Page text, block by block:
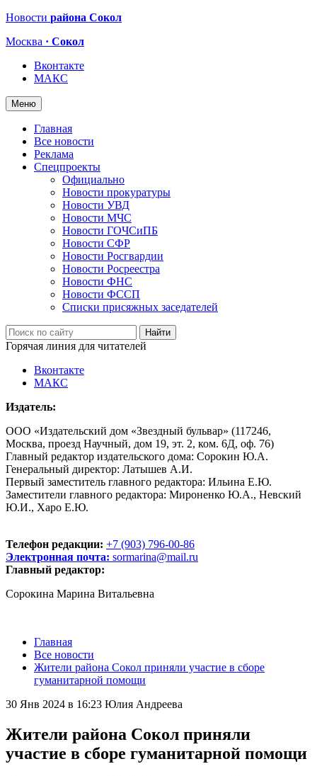
Новости района Сокол
Москва · Сокол
Вконтакте
МАКС
Меню
Главная
Все новости
Реклама
Спецпроекты
Официально
Новости прокуратуры
Новости УВД
Новости МЧС
Новости ГОЧСиПБ
Новости СФР
Новости Росгвардии
Новости Росреестра
Новости ФНС
Новости ФССП
Списки присяжных заседателей
Горячая линия для читателей
Вконтакте
МАКС
Издатель:
ООО «Издательский дом «Звездный бульвар» (117246,
Москва, проезд Научный, дом 19, эт. 2, ком. 6Д, оф. 76)
Главный редактор издательского дома: Сорокин Ю.А.
Генеральный директор: Латышев А.И.
Первый заместитель главного редактора: Ильина Е.Ю.
Заместители главного редактора: Мироненко Ю.А., Невский
Ю.И., Харо Е.Ю.
Телефон редакции: +7 (903) 796-00-86
Электронная почта: sormarina@mail.ru
Главный редактор:
Сорокина Марина Витальевна
Главная
Все новости
Жители района Сокол приняли участие в сборе
гуманитарной помощи
30 Янв 2024 в 16:23 Юлия Андреева
Жители района Сокол приняли
участие в сборе гуманитарной помощи